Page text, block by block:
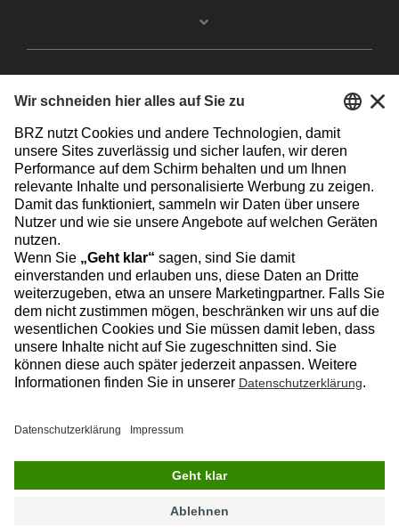
Datenschutz Impressum Kontakt
© 2026 BRZ Deutschland GmbH
FacebookInstagramLinkedinYouTube